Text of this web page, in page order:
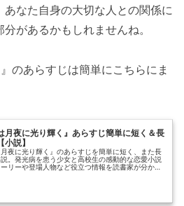
なた自身の大切な人との関係に
があるかもしれませんね。
のあらすじは簡単にこちらにま
月夜に光り輝く』あらすじ簡単に短く＆長
小説】
月夜に光り輝く』のあらすじを簡単に短く、また長
。発光病を患う少女と高校生の感動的な恋愛小説
リーや登場人物など役立つ情報を読書家が分かり